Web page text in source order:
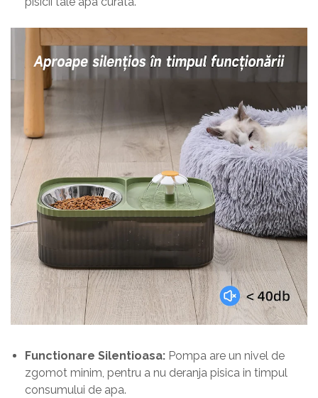
Functionare Silentioasa: Pompa are un nivel de
zgomot minim, pentru a nu deranja pisica in timpul
consumului de apa.